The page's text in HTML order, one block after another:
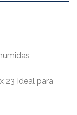
23 Ideal para